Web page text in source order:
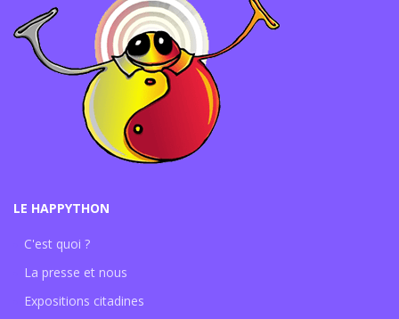
LE HAPPYTHON
C'est quoi ?
La presse et nous
Expositions citadines